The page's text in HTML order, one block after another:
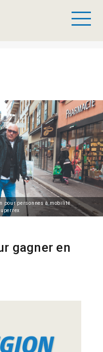
pour personnes à mobilité
gagner en